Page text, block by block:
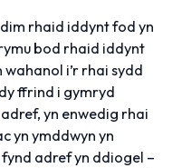
rhaid iddynt fod yn
bod rhaid iddynt
i’r rhai sydd
ffrind i gymryd
yn enwedig rhai
yn ymddwyn yn
adref yn ddiogel –